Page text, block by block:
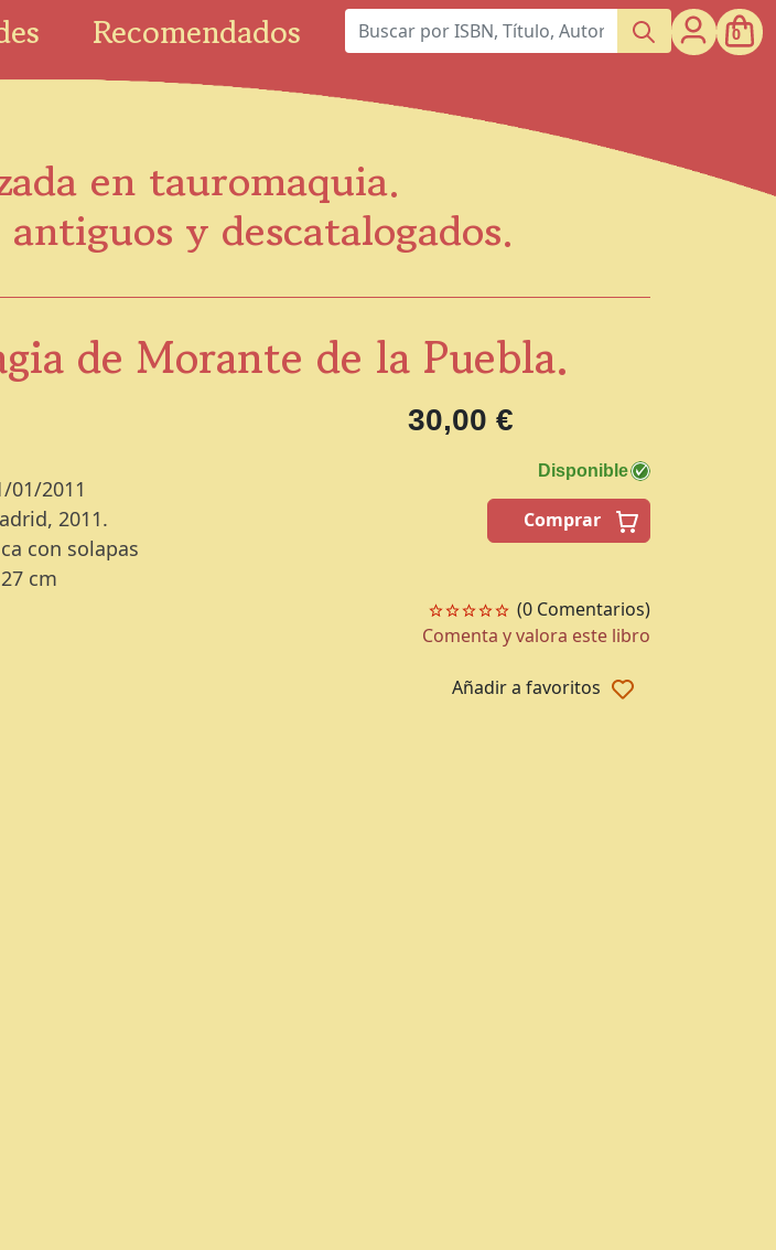
Recomendados 0
en tauromaquia.
y descatalogados.
de Morante de la Puebla.
30,00 €
Disponible
Comprar
(0 Comentarios)
Comenta y valora este libro
Añadir a favoritos
01/2011
2011.
con solapas
cm